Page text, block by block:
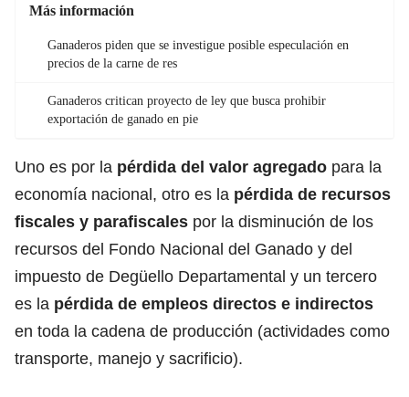
Más información
Ganaderos piden que se investigue posible especulación en
precios de la carne de res
Ganaderos critican proyecto de ley que busca prohibir
exportación de ganado en pie
Uno es por la pérdida del valor agregado para la
economía nacional, otro es la pérdida de recursos
fiscales y parafiscales por la disminución de los
recursos del Fondo Nacional del Ganado y del
impuesto de Degüello Departamental y un tercero
es la pérdida de empleos directos e indirectos
en toda la cadena de producción (actividades como
transporte, manejo y sacrificio).